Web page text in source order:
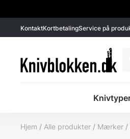
KontaktKortbetalingService på
Hjem / Alle produkter / Mærker /